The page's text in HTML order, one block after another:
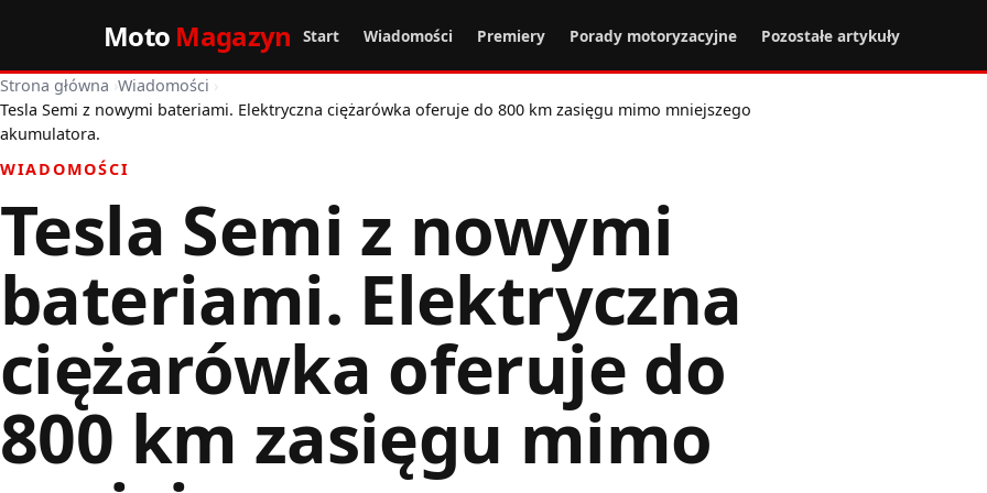
Moto Magazyn Start Wiadomości Premiery Porady motoryzacyjne Pozostałe artykuły
Strona główna ›Wiadomości ›
Tesla Semi z nowymi bateriami. Elektryczna ciężarówka oferuje do 800 km zasięgu mimo mniejszego
akumulatora.
WIADOMOŚCI
Tesla Semi z nowymi
bateriami. Elektryczna
ciężarówka oferuje do
800 km zasięgu mimo